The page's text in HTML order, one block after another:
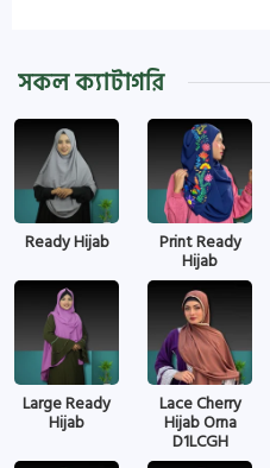
সকল ক্যাটাগরি
Ready Hijab Print Ready
Hijab
Large Ready
Hijab
Lace Cherry
Hijab Orna
D1LCGH